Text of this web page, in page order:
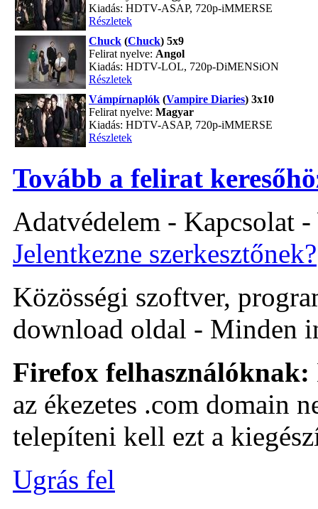
Kiadás: HDTV-ASAP, 720p-iMMERSE
Részletek
Chuck (Chuck) 5x9
Felirat nyelve: Angol
Kiadás: HDTV-LOL, 720p-DiMENSiON
Részletek
Vámpírnaplók (Vampire Diaries) 3x10
Felirat nyelve: Magyar
Kiadás: HDTV-ASAP, 720p-iMMERSE
Részletek
Tovább a felirat
Adatvédelem - Kapcsolat
Jelentkezne szerkesztőnek?
Közösségi szoftver,
download oldal - Minden
Firefox felhasználóknak:
az ékezetes .com domain
telepíteni kell ezt a
Ugrás fel